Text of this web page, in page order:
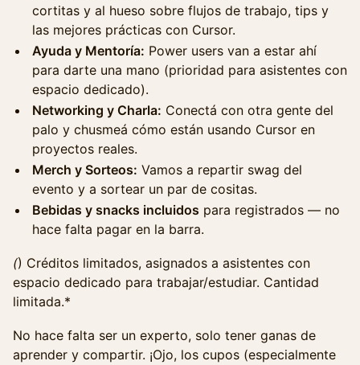
cortitas y al hueso sobre flujos de trabajo, tips y
las mejores prácticas con Cursor.
Ayuda y Mentoría: Power users van a estar ahí
para darte una mano (prioridad para asistentes con
espacio dedicado).
Networking y Charla: Conectá con otra gente del
palo y chusmeá cómo están usando Cursor en
proyectos reales.
Merch y Sorteos: Vamos a repartir swag del
evento y a sortear un par de cositas.
Bebidas y snacks incluidos para registrados — no
hace falta pagar en la barra.
() Créditos limitados, asignados a asistentes con
espacio dedicado para trabajar/estudiar. Cantidad
limitada.*
No hace falta ser un experto, solo tener ganas de
aprender y compartir. ¡Ojo, los cupos (especialmente